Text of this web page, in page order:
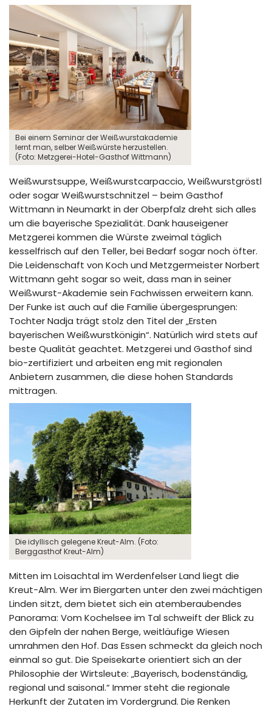
Bei einem Seminar der Weißwurstakademie
lernt man, selber Weißwürste herzustellen.
(Foto: Metzgerei-Hotel-Gasthof Wittmann)
Weißwurstsuppe, Weißwurstcarpaccio, Weißwurstgröstl
oder sogar Weißwurstschnitzel – beim Gasthof
Wittmann in Neumarkt in der Oberpfalz dreht sich alles
um die bayerische Spezialität. Dank hauseigener
Metzgerei kommen die Würste zweimal täglich
kesselfrisch auf den Teller, bei Bedarf sogar noch öfter.
Die Leidenschaft von Koch und Metzgermeister Norbert
Wittmann geht sogar so weit, dass man in seiner
Weißwurst-Akademie sein Fachwissen erweitern kann.
Der Funke ist auch auf die Familie übergesprungen:
Tochter Nadja trägt stolz den Titel der „Ersten
bayerischen Weißwurstkönigin“. Natürlich wird stets auf
beste Qualität geachtet. Metzgerei und Gasthof sind
bio-zertifiziert und arbeiten eng mit regionalen
Anbietern zusammen, die diese hohen Standards
mittragen.
Die idyllisch gelegene Kreut-Alm. (Foto:
Berggasthof Kreut-Alm)
Mitten im Loisachtal im Werdenfelser Land liegt die
Kreut-Alm. Wer im Biergarten unter den zwei mächtigen
Linden sitzt, dem bietet sich ein atemberaubendes
Panorama: Vom Kochelsee im Tal schweift der Blick zu
den Gipfeln der nahen Berge, weitläufige Wiesen
umrahmen den Hof. Das Essen schmeckt da gleich noch
einmal so gut. Die Speisekarte orientiert sich an der
Philosophie der Wirtsleute: „Bayerisch, bodenständig,
regional und saisonal.“ Immer steht die regionale
Herkunft der Zutaten im Vordergrund. Die Renken